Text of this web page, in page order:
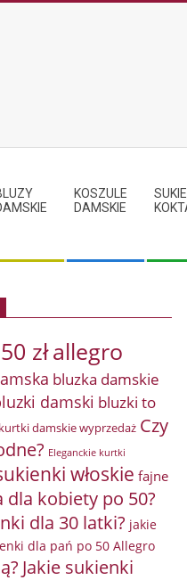
KOSZULE
DAMSKIE
złallegro
bluzka damskie
damski bluzki to
damskie wyprzedaż Czy
Eleganckie kurtki
włoskie fajne
dla kobiety po 50?
dla 30 latki? jakie
dla pań po 50 Allegro
Jakie sukienki